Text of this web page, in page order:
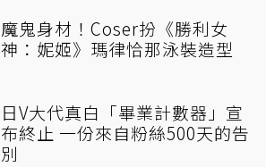
魔鬼身材！Coser扮《勝利女
神：妮姬》瑪律恰那泳裝造型
日V大代真白「畢業計數器」宣
布終止 一份來自粉絲500天的告
別